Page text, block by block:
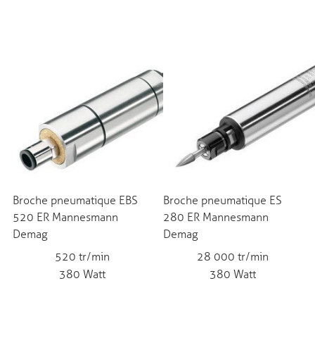
Broche pneumatique EBS
520 ER Mannesmann
Demag
520 tr/min
380 Watt
Broche pneumatique ES
280 ER Mannesmann
Demag
28 000 tr/min
380 Watt